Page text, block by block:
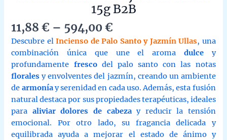
15g B2B
11,88€ – 594,00€
range:
11,88 €
through
594,00 €
Descubre elIncienso de Palo Santo y Jazmín Ullas, una
combinación única que une el aroma dulcey
profundamente frescodel palo santo con las notas
florales y envolventes del jazmín, creando un ambiente
de armoníay serenidad en cada uso. Además, esta fusión
natural destaca por sus propiedades terapéuticas, ideales
para aliviar dolores de cabezay reducir la tensión
emocional. Por otro lado, su fragancia delicada y
equilibrada ayuda a mejorar el estado de ánimo y